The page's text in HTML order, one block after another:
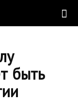
быть